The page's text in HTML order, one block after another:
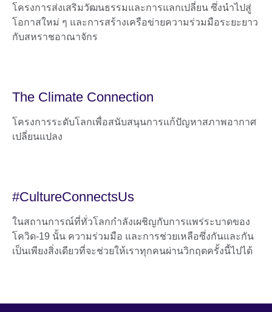
โครงการส่งเสริมวัฒนธรรมและการแลกเปลี่ยน ซึ่งนำไปสู่
โอกาสใหม่ ๆ และการสร้างเครือข่ายความร่วมมือระยะยาว
กับสหราชอาณาจักร
The Climate Connection
โครงการระดับโลกเพื่อสนับสนุนการแก้ปัญหาสภาพอากาศ
เปลี่ยนแปลง
#CultureConnectsUs
ในสถานการณ์ที่ทั่วโลกกำลังเผชิญกับการแพร่ระบาดของ
โควิด-19 นั้น ความร่วมมือ และการช่วยเหลือซึ่งกันและกัน
เป็นเพียงสิ่งเดียวที่จะช่วยให้เราทุกคนผ่านวิกฤตครั้งนี้ไปได้